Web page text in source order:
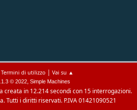
Termini di utilizzo | Vai su ▲
© 2022, Simple Machines
creata in 12.214 secondi con 15 interrogazioni.
Tutti i diritti riservati. P.IVA 01421090521